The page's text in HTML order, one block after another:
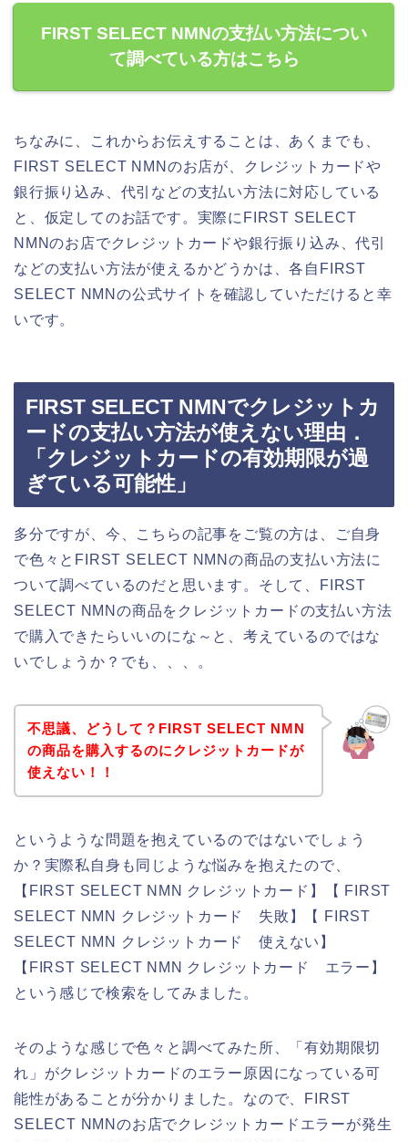
FIRST SELECT NMNの支払い方法につい
て調べている方はこちら
ちなみに、これからお伝えすることは、あくまでも、
FIRST SELECT NMNのお店が、クレジットカードや
銀行振り込み、代引などの支払い方法に対応している
と、仮定してのお話です。実際にFIRST SELECT
NMNのお店でクレジットカードや銀行振り込み、代引
などの支払い方法が使えるかどうかは、各自FIRST
SELECT NMNの公式サイトを確認していただけると幸
いです。
FIRST SELECT NMNでクレジットカ
ードの支払い方法が使えない理由．
「クレジットカードの有効期限が過
ぎている可能性」
多分ですが、今、こちらの記事をご覧の方は、ご自身
で色々とFIRST SELECT NMNの商品の支払い方法に
ついて調べているのだと思います。そして、FIRST
SELECT NMNの商品をクレジットカードの支払い方法
で購入できたらいいのにな～と、考えているのではな
いでしょうか？でも、、、。
不思議、どうして？FIRST SELECT NMN
の商品を購入するのにクレジットカードが
使えない！！
というような問題を抱えているのではないでしょう
か？実際私自身も同じような悩みを抱えたので、
【FIRST SELECT NMN クレジットカード】【 FIRST
SELECT NMN クレジットカード 失敗】【 FIRST
SELECT NMN クレジットカード 使えない】
【FIRST SELECT NMN クレジットカード エラー】
という感じで検索をしてみました。
そのような感じで色々と調べてみた所、「有効期限切
れ」がクレジットカードのエラー原因になっている可
能性があることが分かりました。なので、FIRST
SELECT NMNのお店でクレジットカードエラーが発生